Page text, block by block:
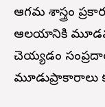
ఆగమ శాస్త్రం
ఆలయానికి మూడవ
చెయ్యడం
మూడుప్రాకారాలు